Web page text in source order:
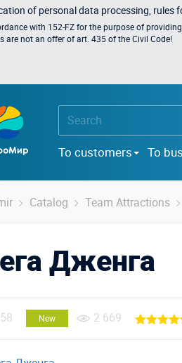
of personal data processing, rules
with 152-FZ for the purpose of
are not an offer of art. 435 of the Civil Code!
To customers To
Catalog Team Attractions
Дженга
New 2 669